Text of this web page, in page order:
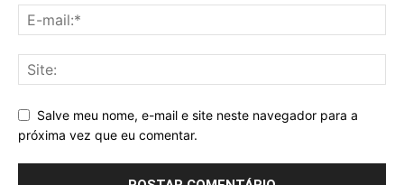
Salve meu nome, e-mail e site neste navegador para a
próxima vez que eu comentar.